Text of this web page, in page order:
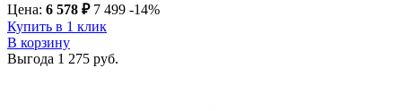
Цена: 6 578 ₽ 7 499 -14%
Купить в 1 клик
В корзину
Выгода 1 275 руб.